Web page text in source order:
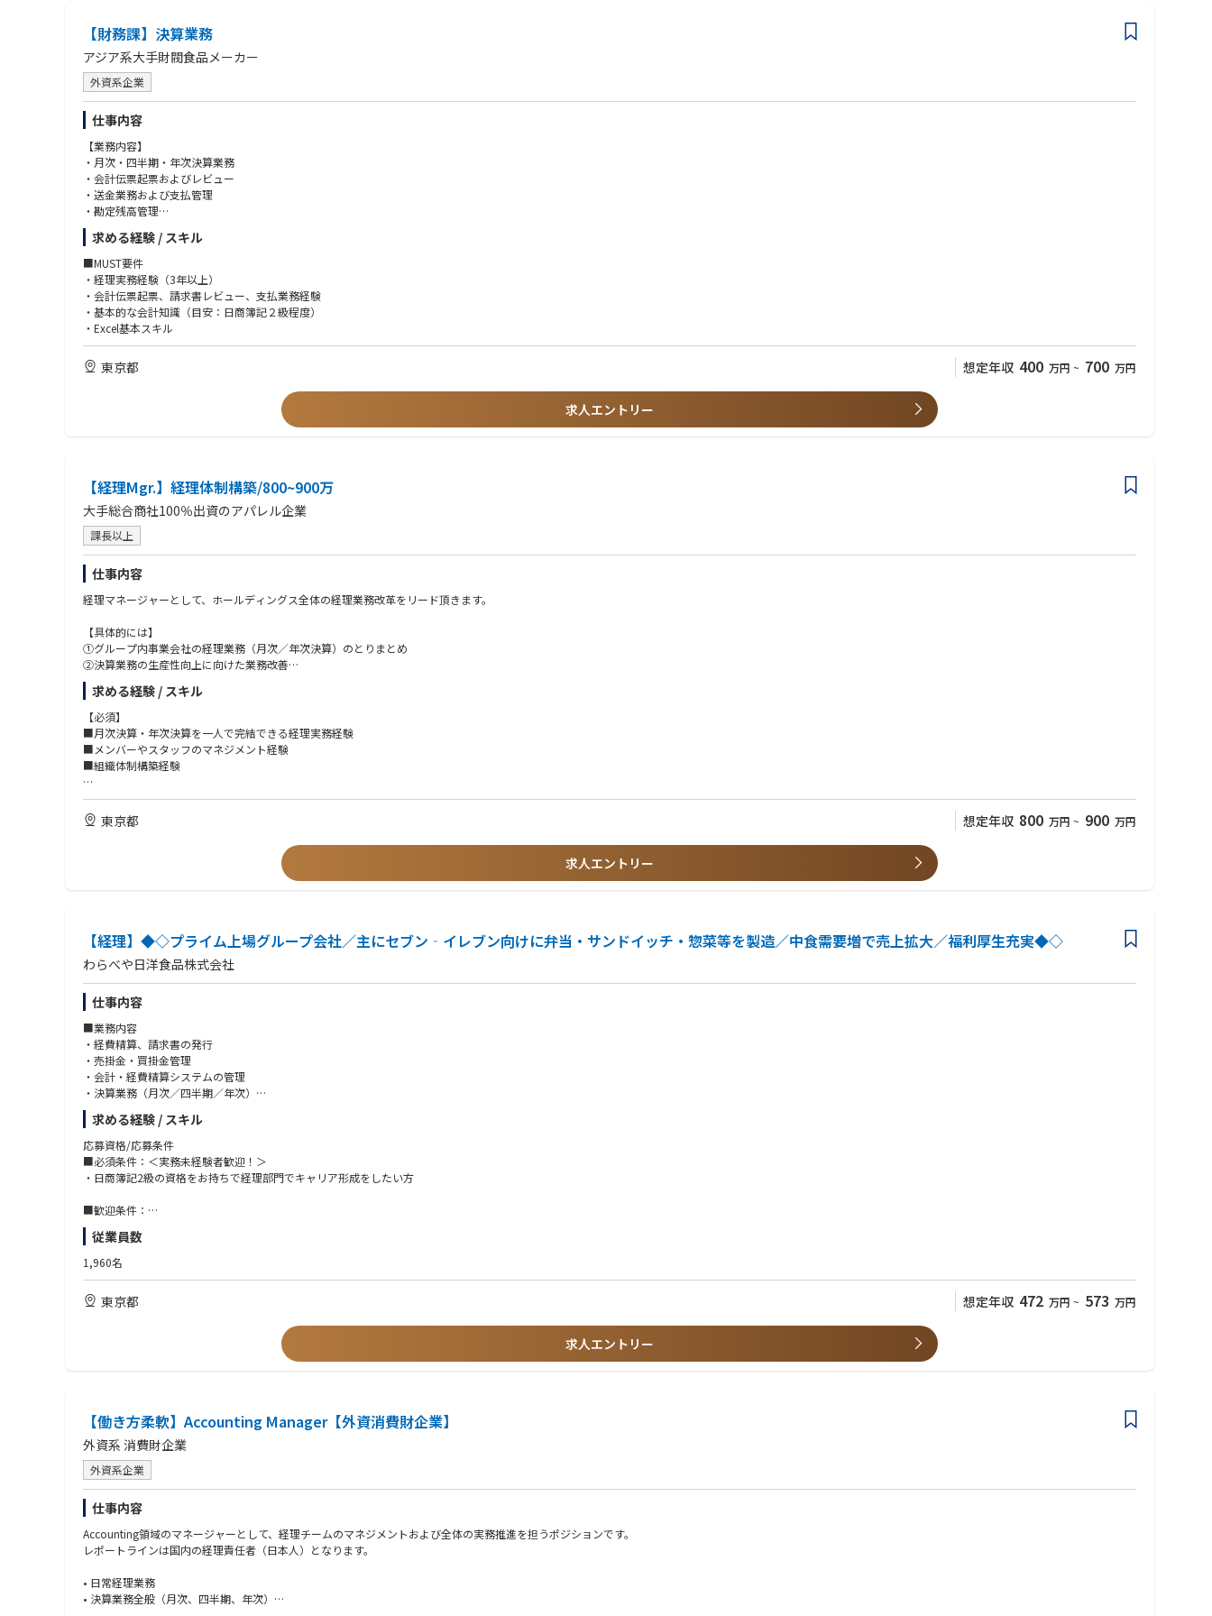
・コミュニケーション能力に長けた方
【財務課】決算業務
アジア系大手財閥食品メーカー
外資系企業
仕事内容
【業務内容】
・月次・四半期・年次決算業務
・会計伝票起票およびレビュー
・送金業務および支払管理
・勘定残高管理
・各種資料作成
・他部署との調整および問い合わせ対応
求める経験 / スキル
■MUST要件
・経理実務経験（3年以上）
・会計伝票起票、請求書レビュー、支払業務経験
・基本的な会計知識（目安：日商簿記２級程度）
・Excel基本スキル
東京都 想定年収 400 万円 ~ 700 万円
求人エントリー
【経理Mgr.】経理体制構築/800~900万
大手総合商社100％出資のアパレル企業
課長以上
仕事内容
経理マネージャーとして、ホールディングス全体の経理業務改革をリード頂きます。
【具体的には】
①グループ内事業会社の経理業務（月次／年次決算）のとりまとめ
②決算業務の生産性向上に向けた業務改善
事業子会社の経理部門の統合ための体制構築をお任せ致します。
将来的には
③HD経理部門のマネジメント（メンバー20名程度）
求める経験 / スキル
【必須】
■月次決算・年次決算を一人で完結できる経理実務経験
■メンバーやスタッフのマネジメント経験
■組織体制構築経験
【歓迎】
■連結決算業務の経験
■監査法人や税理士法人との連携経験
東京都 想定年収 800 万円 ~ 900 万円
求人エントリー
【経理】◆◇プライム上場グループ会社／主にセブン‐イレブン向けに弁当・サンドイッチ・惣菜等を製造／中食需要増で売上拡大／福利厚生充実◆◇
わらべや日洋食品株式会社
仕事内容
■業務内容
・経費精算、請求書の発行
・売掛金・買掛金管理
・会計・経費精算システムの管理
・決算業務（月次／四半期／年次）
・法人税・消費税の確定申告対応
・予算作成／予実管理
・収支会議資料作成
・固定資産・リース資産管理
・設備投資計画のとりまとめ
■組織構成
行う、和気あいあいとした雰囲気です。
■キャリアパス
年齢や役職に関係なく、スキルや志向性に応じて業務の幅を広げていただくことが可能で、経験を積みながら将来的には部署を牽引するポジションへキャリアアップしていただくことを期待しています。
◇将来的にはご志向に応じて開示資料作成や財務の業務にもチャレンジ可能で、専門性高くキャリア形成をしていける環境です。
・福利厚生充実も充実しており、長期的に就業できる環境です。
・会社全体では年に数回土曜出勤の日もありますが、振替を含め休暇を取得しやすい環境です。祝祭日の関係で土曜日が出勤日の場合もありますが、有給休暇を使用し、土日休みとしている社員がほとんどです。
・総合職のため制度上は転勤の可能性がありますが、直近数年において転勤者は出ていません。
■当社について
当社は中食業界のリーディングカンパニーとして、セブン‐イレブン向け商品を手掛けています。単身世帯や高齢者世帯の増加、女性就業率の上昇など社会・生活環境の変化を背景に中食市場は拡大を続けており、今
後も成長が見込める業界です。海外で事業を行うグループ会社の業績も拡大しており、当社グループは国内外での事業成長を目指しています。
求める経験 / スキル
応募資格/応募条件
■必須条件：＜実務未経験者歓迎！＞
・日商簿記2級の資格をお持ちで経理部門でキャリア形成をしたい方
■歓迎条件：
・経理実務経験をお持ちの方
従業員数
1,960名
東京都 想定年収 472 万円 ~ 573 万円
求人エントリー
【働き方柔軟】Accounting Manager【外資消費財企業】
外資系 消費財企業
外資系企業
仕事内容
Accounting領域のマネージャーとして、経理チームのマネジメントおよび全体の実務推進を担うポジションです。
レポートラインは国内の経理責任者（日本人）となります。
• 日常経理業務
• 決算業務全般（月次、四半期、年次）